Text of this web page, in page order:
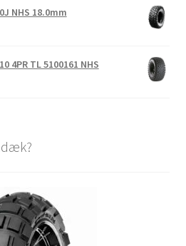
NHS 18.0mm
4PR TL 5100161 NHS